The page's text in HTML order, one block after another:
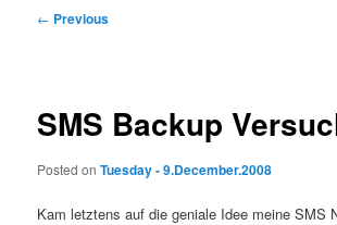
Post
← Previous
SMS Backup
Posted onTuesday - 9.December.2008
Kam letztens auf die geniale Idee meine SMS